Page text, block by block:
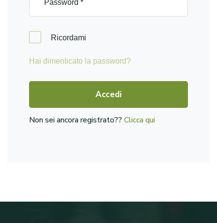
Ricordami
Hai dimenticato la password?
Accedi
Non sei ancora registrato??Clicca qui